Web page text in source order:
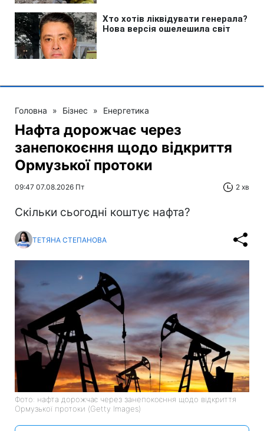
Головна » Бізнес » Енергетика
Нафта дорожчає через
занепокоєння щодо відкриття
Ормузької протоки
09:47 07.08.2026 Пт 2 хв
Скільки сьогодні коштує нафта?
ТЕТЯНА СТЕПАНОВА
Фото: нафта дорожчає через занепокоєння щодо відкриття
Ормузької протоки (Getty Images)